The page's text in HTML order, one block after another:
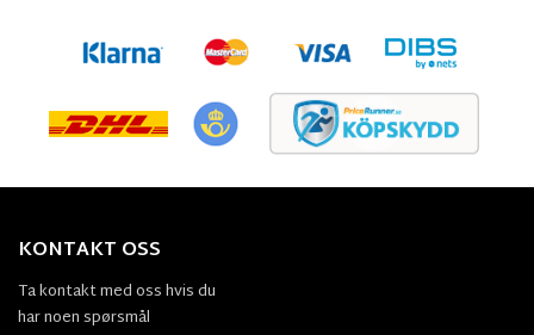
KONTAKT OSS
Ta kontakt med oss hvis du
har noen spørsmål